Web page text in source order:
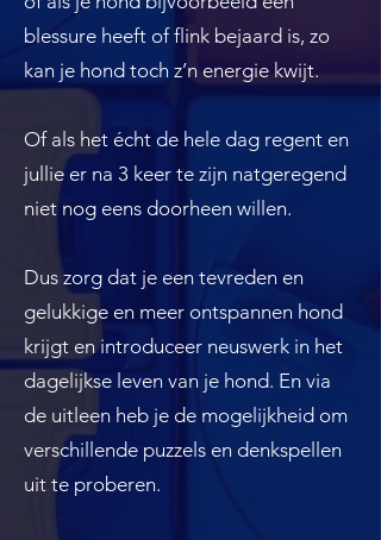
blessure heeft of flink bejaard is, zo
kan je hond toch z’n energie kwijt.
Of als het écht de hele dag regent en
jullie er na 3 keer te zijn natgeregend
niet nog eens doorheen willen.
Dus zorg dat je een tevreden en
gelukkige en meer ontspannen hond
krijgt en introduceer neuswerk in het
dagelijkse leven van je hond. En via
de uitleen heb je de mogelijkheid om
verschillende puzzels en denkspellen
uit te proberen.